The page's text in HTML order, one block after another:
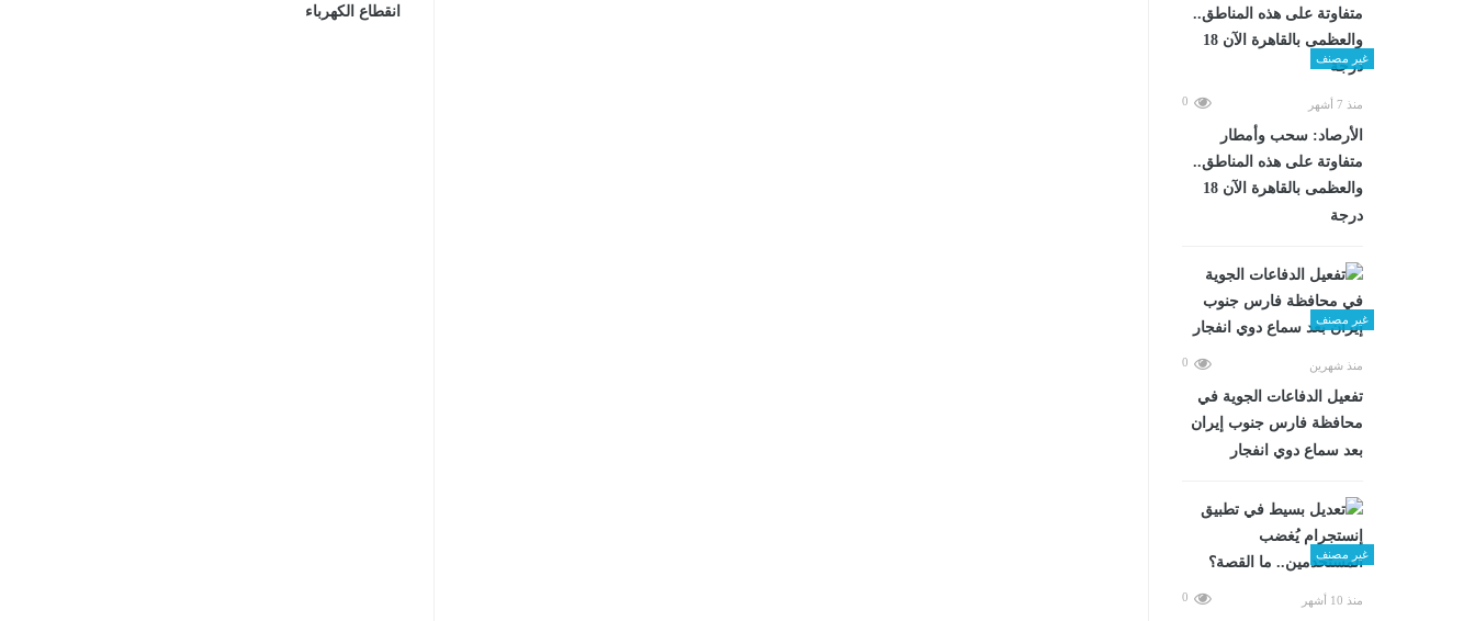
غير مصنف
منذ 7 أشهر 0
الأرصاد: سحب وأمطار
متفاوتة على هذه المناطق..
والعظمى بالقاهرة الآن 18
درجة
غير مصنف
منذ شهرين 0
تفعيل الدفاعات الجوية في
محافظة فارس جنوب إيران
بعد سماع دوي انفجار
غير مصنف
منذ 10 أشهر 0
انقطاع الكهرباء